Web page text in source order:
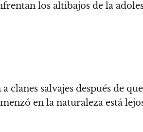
los altibajos de la
salvajes después de
en la naturaleza está